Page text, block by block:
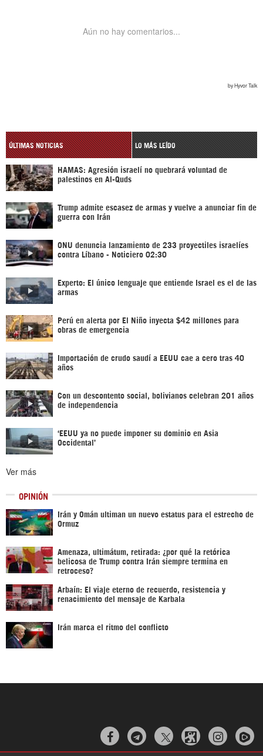
ÚLTIMAS NOTICIAS LO MÁS LEÍDO
HAMAS: Agresión israelí no quebrará voluntad de
palestinos en Al-Quds
Trump admite escasez de armas y vuelve a anunciar fin de
guerra con Irán
ONU denuncia lanzamiento de 233 proyectiles israelíes
contra Líbano - Noticiero 02:30
Experto: El único lenguaje que entiende Israel es el de las
armas
Perú en alerta por El Niño inyecta $42 millones para
obras de emergencia
Importación de crudo saudí a EEUU cae a cero tras 40
años
Con un descontento social, bolivianos celebran 201 años
de independencia
‘EEUU ya no puede imponer su dominio en Asia
Occidental’
Ver más
OPINIÓN
Irán y Omán ultiman un nuevo estatus para el estrecho de
Ormuz
Amenaza, ultimátum, retirada: ¿por qué la retórica
belicosa de Trump contra Irán siempre termina en
retroceso?
Arbaín: El viaje eterno de recuerdo, resistencia y
renacimiento del mensaje de Karbala
Irán marca el ritmo del conflicto
  